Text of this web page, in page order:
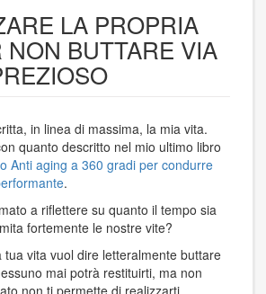
LA PROPRIA
NON BUTTARE VIA
in linea di massima, la mia vita.
quanto descritto nel mio ultimo libro
Anti aging a 360 gradi per condurre
.
a riflettere su quanto il tempo sia
fortemente le nostre vite?
tua vita vuol dire letteralmente buttare
mai potrà restituirti, ma non